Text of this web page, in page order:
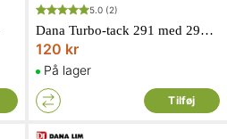
5.0 (2)
Dana Turbo-tack 291 med 290 ml i hvid
120 kr
På lager
Tilføj